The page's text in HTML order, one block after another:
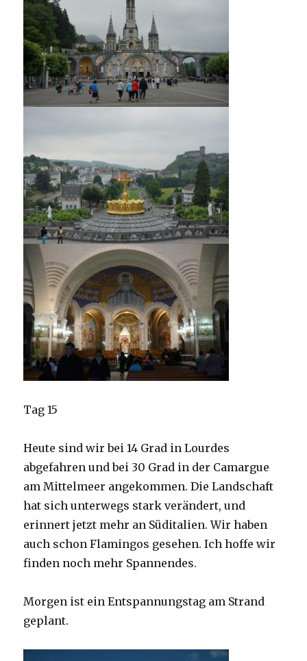
Tag 15
Heute sind wir bei 14 Grad in Lourdes
abgefahren und bei 30 Grad in der Camargue
am Mittelmeer angekommen. Die Landschaft
hat sich unterwegs stark verändert, und
erinnert jetzt mehr an Süditalien. Wir haben
auch schon Flamingos gesehen. Ich hoffe wir
finden noch mehr Spannendes.
Morgen ist ein Entspannungstag am Strand
geplant.